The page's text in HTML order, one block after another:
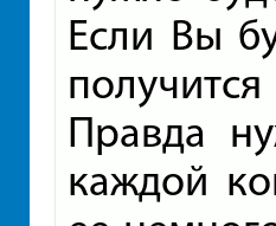
Если Вы
Правда
каждой